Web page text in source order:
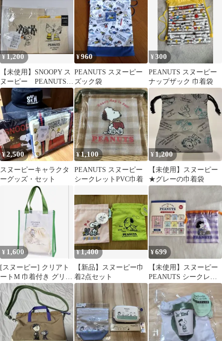
¥1,200
【未使用】SNOOPY ス
ヌーピー PEANUTS
巾着 2点セット
¥960
PEANUTS スヌーピー
ズック袋
¥300
PEANUTS スヌーピー
ナップザック 巾着袋
¥2,500
スヌーピーキャラクタ
ーグッズ・セット
¥1,100
PEANUTS スヌーピー
シークレットPVC巾着
¥1,200
【未使用】スヌーピー
★グレーの巾着袋
¥ 1,600
[スヌーピー] クリアト
ートM 巾着付き グリー
ン サーフスヌーピー
¥1,400
【新品】スヌーピー巾
着2点セット
¥699
【未使用】スヌーピー
PEANUTS シークレッ
トPVC巾着 ルーシー